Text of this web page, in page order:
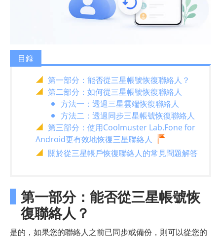
目錄
第一部分：能否從三星帳號恢復聯絡人？
第二部分：如何從三星帳號恢復聯絡人
方法一：透過三星雲端恢復聯絡人
方法二：透過同步三星帳號恢復聯絡人
第三部分：使用Coolmuster Lab.Fone for
Android更有效地恢復三星聯絡人
關於從三星帳戶恢復聯絡人的常見問題解答
第一部分：能否從三星帳號恢
復聯絡人？
是的，如果您的聯絡人之前已同步或備份，則可以從您的